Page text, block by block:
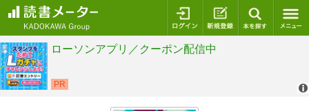
ログイン 新規登録